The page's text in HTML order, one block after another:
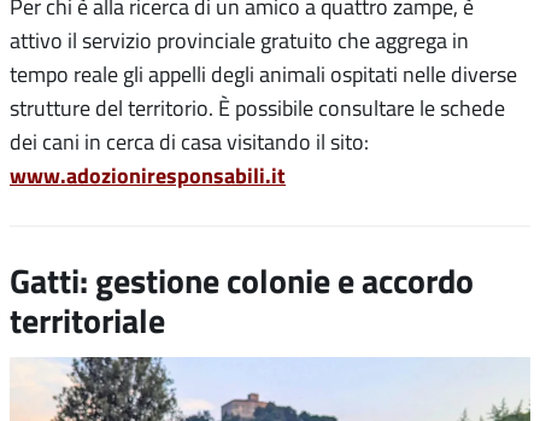
Per chi è alla ricerca di un amico a quattro zampe, è
attivo il servizio provinciale gratuito che aggrega in
tempo reale gli appelli degli animali ospitati nelle diverse
strutture del territorio. È possibile consultare le schede
dei cani in cerca di casa visitando il sito:
www.adozioniresponsabili.it
Gatti: gestione colonie e accordo
territoriale